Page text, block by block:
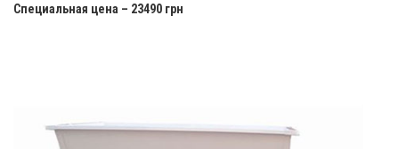
Специальная цена – 23490 грн